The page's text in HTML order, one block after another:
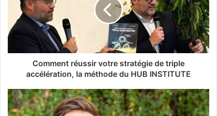
Comment réussir votre stratégie de triple
accélération, la méthode du HUB INSTITUTE